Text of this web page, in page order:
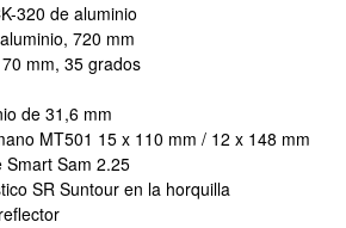
320 de aluminio
720 mm
mm, 35 grados
de 31,6 mm
MT501 15 x 110 mm / 12 x 148 mm
Smart Sam 2.25
SR Suntour en la horquilla